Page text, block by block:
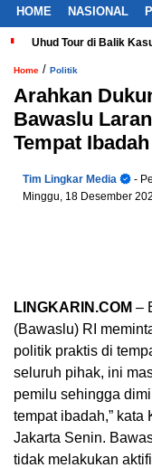
HOME NASIONAL
Uhud Tour di Balik
Home / Politik
Arahkan
Bawaslu
Tempat Ibadah
Tim Lingkar Media
-
Minggu, 18 Desember
LINGKARIN.COM –
(Bawaslu) RI
politik praktis di
seluruh pihak, ini
pemilu sehingga
tempat ibadah,”
Jakarta Senin.
tidak melakukan